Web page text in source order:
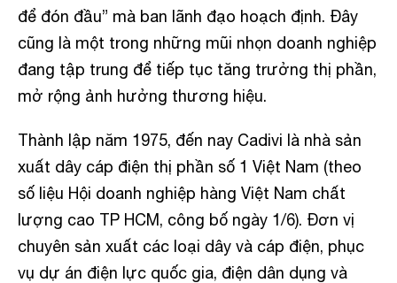
để đón đầu” mà ban lãnh đạo hoạch định. Đây
cũng là một trong những mũi nhọn doanh nghiệp
đang tập trung để tiếp tục tăng trưởng thị phần,
mở rộng ảnh hưởng thương hiệu.
Thành lập năm 1975, đến nay Cadivi là nhà sản
xuất dây cáp điện thị phần số 1 Việt Nam (theo
số liệu Hội doanh nghiệp hàng Việt Nam chất
lượng cao TP HCM, công bố ngày 1/6). Đơn vị
chuyên sản xuất các loại dây và cáp điện, phục
vụ dự án điện lực quốc gia, điện dân dụng và